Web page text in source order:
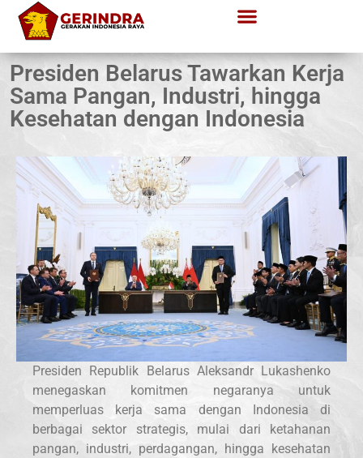
Presiden Belarus Tawarkan Kerja
Sama Pangan, Industri, hingga
Kesehatan dengan Indonesia
Presiden Republik Belarus Aleksandr Lukashenko
menegaskan komitmen negaranya untuk
memperluas kerja sama dengan Indonesia di
berbagai sektor strategis, mulai dari ketahanan
pangan, industri, perdagangan, hingga kesehatan